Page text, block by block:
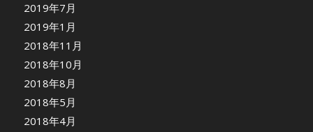
2019年7月
2019年1月
2018年11月
2018年10月
2018年8月
2018年5月
2018年4月